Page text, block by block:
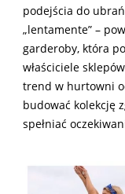
podejścia do
„lentamente” –
garderoby, która
właściciele
trend w hurtowni
budować kolekcję
spełniać